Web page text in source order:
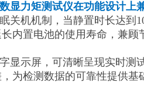
显力矩测试仪在功能设计上
关机机制，当静置时长达到
内置电池的使用寿命，兼
显示屏，可清晰呈现实时测
为检测数据的可靠性提供